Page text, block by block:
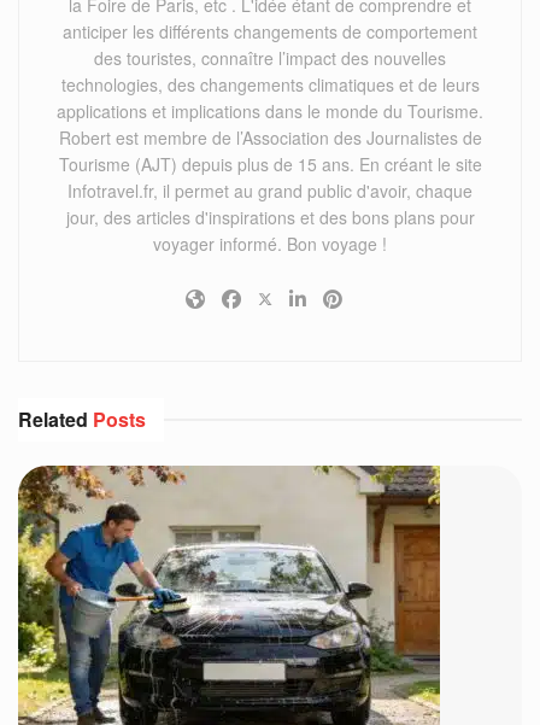
anticiper les différents changements de comportement
des touristes, connaître l’impact des nouvelles
technologies, des changements climatiques et de leurs
applications et implications dans le monde du Tourisme.
Robert est membre de l’Association des Journalistes de
Tourisme (AJT) depuis plus de 15 ans. En créant le site
Infotravel.fr, il permet au grand public d'avoir, chaque
jour, des articles d'inspirations et des bons plans pour
voyager informé. Bon voyage !
Related Posts